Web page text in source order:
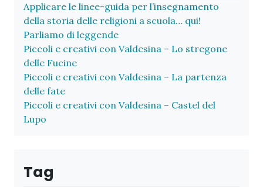
Applicare le linee-guida per l’insegnamento
della storia delle religioni a scuola… qui!
Parliamo di leggende
Piccoli e creativi con Valdesina – Lo stregone
delle Fucine
Piccoli e creativi con Valdesina – La partenza
delle fate
Piccoli e creativi con Valdesina – Castel del
Lupo
Tag